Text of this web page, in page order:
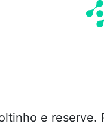
e